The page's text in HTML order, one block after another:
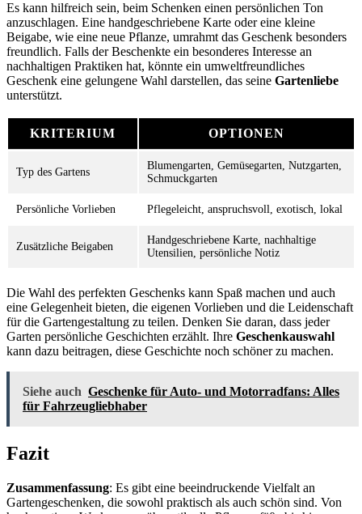
Es kann hilfreich sein, beim Schenken einen persönlichen Ton
anzuschlagen. Eine handgeschriebene Karte oder eine kleine
Beigabe, wie eine neue Pflanze, umrahmt das Geschenk besonders
freundlich. Falls der Beschenkte ein besonderes Interesse an
nachhaltigen Praktiken hat, könnte ein umweltfreundliches
Geschenk eine gelungene Wahl darstellen, das seine Gartenliebe
unterstützt.
KRITERIUM OPTIONEN
Typ des Gartens
Blumengarten, Gemüsegarten, Nutzgarten,
Schmuckgarten
Persönliche Vorlieben Pflegeleicht, anspruchsvoll, exotisch, lokal
Zusätzliche Beigaben
Handgeschriebene Karte, nachhaltige
Utensilien, persönliche Notiz
Die Wahl des perfekten Geschenks kann Spaß machen und auch
eine Gelegenheit bieten, die eigenen Vorlieben und die Leidenschaft
für die Gartengestaltung zu teilen. Denken Sie daran, dass jeder
Garten persönliche Geschichten erzählt. Ihre Geschenkauswahl
kann dazu beitragen, diese Geschichte noch schöner zu machen.
Siehe auch Geschenke für Auto- und Motorradfans: Alles
für Fahrzeugliebhaber
Fazit
Zusammenfassung: Es gibt eine beeindruckende Vielfalt an
Gartengeschenken, die sowohl praktisch als auch schön sind. Von